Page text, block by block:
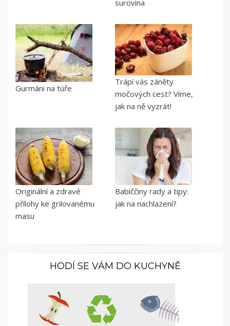
surovina
Gurmáni na túře
Trápí vás záněty
močových cest? Víme,
jak na ně vyzrát!
Originální a zdravé
přílohy ke grilovanému
masu
Babiččiny rady a tipy:
jak na nachlazení?
HODÍ SE VÁM DO KUCHYNĚ